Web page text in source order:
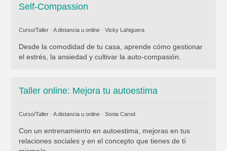
Self-Compassion
Curso/Taller · A distancia u online · Vicky Lahiguera
Desde la comodidad de tu casa, aprende cómo gestionar
el estrés, la ansiedad y cultivar la auto-compasión.
Taller online: Mejora tu autoestima
Curso/Taller · A distancia u online · Sonia Carod
Con un entrenamiento en autoestima, mejoras en tus
relaciones sociales y en el concepto que tienes de tí